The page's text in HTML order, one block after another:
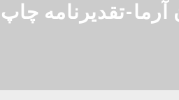
آرما-تقدیرنامه